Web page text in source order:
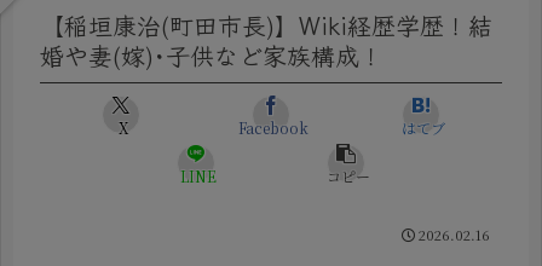
【稲垣康治(町田市長)】Wiki経歴学歴！結
婚や妻(嫁)･子供など家族構成！
X Facebook はてブ
LINE コピー
2026.02.16